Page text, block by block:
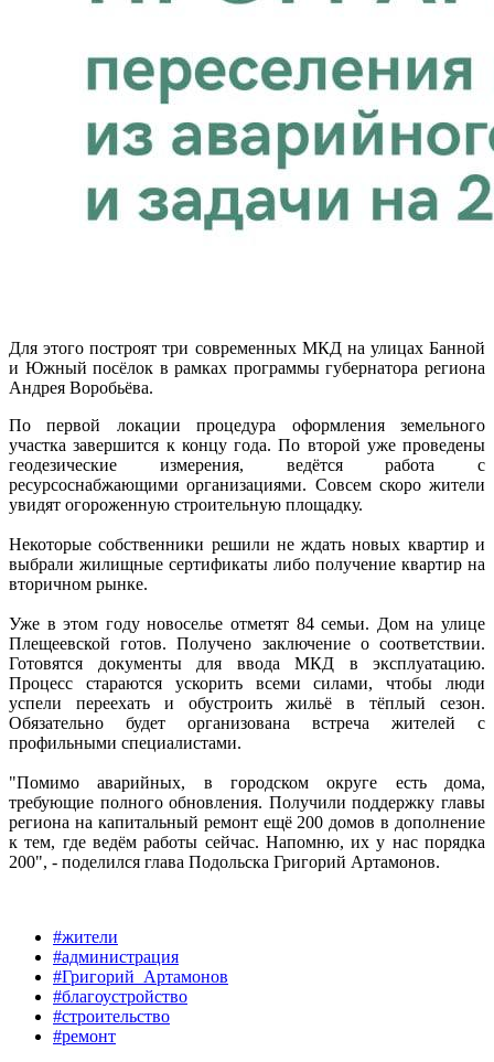
Для этого построят три современных МКД на улицах Банной
и Южный посёлок в рамках программы губернатора региона
Андрея Воробьёва.
По первой локации процедура оформления земельного
участка завершится к концу года. По второй уже проведены
геодезические измерения, ведётся работа с
ресурсоснабжающими организациями. Совсем скоро жители
увидят огороженную строительную площадку.
Некоторые собственники решили не ждать новых квартир и
выбрали жилищные сертификаты либо получение квартир на
вторичном рынке.
Уже в этом году новоселье отметят 84 семьи. Дом на улице
Плещеевской готов. Получено заключение о соответствии.
Готовятся документы для ввода МКД в эксплуатацию.
Процесс стараются ускорить всеми силами, чтобы люди
успели переехать и обустроить жильё в тёплый сезон.
Обязательно будет организована встреча жителей с
профильными специалистами.
"Помимо аварийных, в городском округе есть дома,
требующие полного обновления. Получили поддержку главы
региона на капитальный ремонт ещё 200 домов в дополнение
к тем, где ведём работы сейчас. Напомню, их у нас порядка
200", - поделился глава Подольска Григорий Артамонов.
#жители
#администрация
#Григорий_Артамонов
#благоустройство
#строительство
#ремонт